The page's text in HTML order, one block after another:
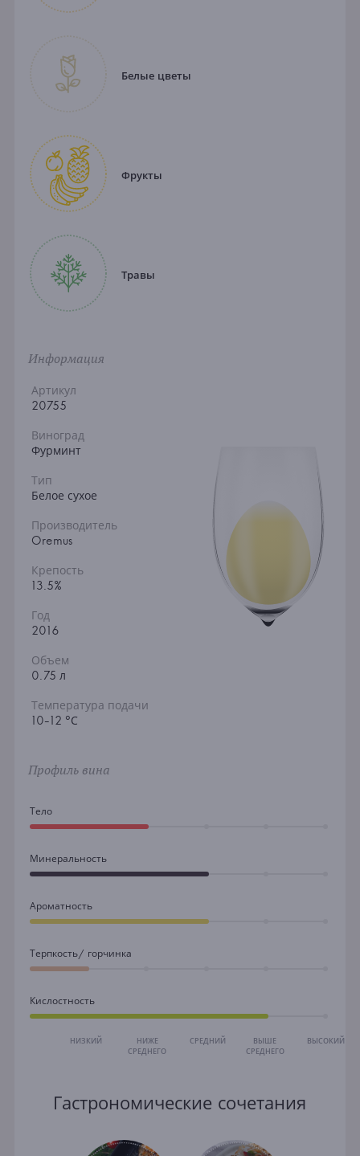
Белые цветы
Фрукты
Травы
Информация
Артикул
20755
Виноград
Фурминт
Тип
Белое сухое
Производитель
Oremus
Крепость
13.5%
Год
2016
Объем
0.75 л
Температура подачи
10-12 °С
Профиль вина
Тело
Минеральность
Ароматность
Терпкость/ горчинка
Кислостность
НИЗКИЙ
НИЖЕ
СРЕДНЕГО
СРЕДНИЙ
ВЫШЕ
СРЕДНЕГО
ВЫСОКИЙ
Гастрономические сочетания